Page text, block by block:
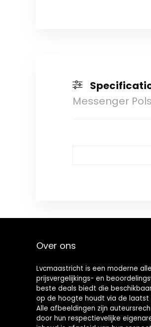
Messenger
Over ons
Lvcmaastricht is een moderne
prijsvergelijkings- en
beste deals biedt die
op de hoogte houdt via de
Alle afbeeldingen zijn
door hun respectievelijke